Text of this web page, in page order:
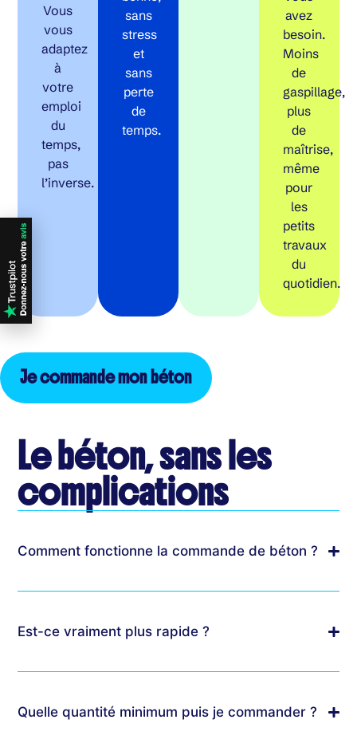
Vous
vous
adaptez
à
votre
emploi
du
temps,
pas
l’inverse.
sans
stress
et
sans
perte
de
temps.
avez
besoin.
Moins
de
gaspillage,
plus
de
maîtrise,
même
pour
les
petits
travaux
du
quotidien.
Je commande mon béton
Le béton, sans les
complications
Comment fonctionne la commande de béton ?
Est-ce vraiment plus rapide ?
Quelle quantité minimum puis je commander ?